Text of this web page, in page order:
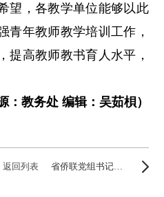
望，各教学单位能够以此
青年教师教学培训工作，
提高教师教书育人水平，
：教务处 编辑：吴茹梖）
返回列表